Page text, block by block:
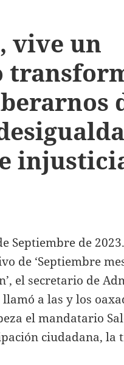
vive un
Septiembre de
de ‘Septiembre
el secretario de
a las y los
el mandatario
ciudadana, la